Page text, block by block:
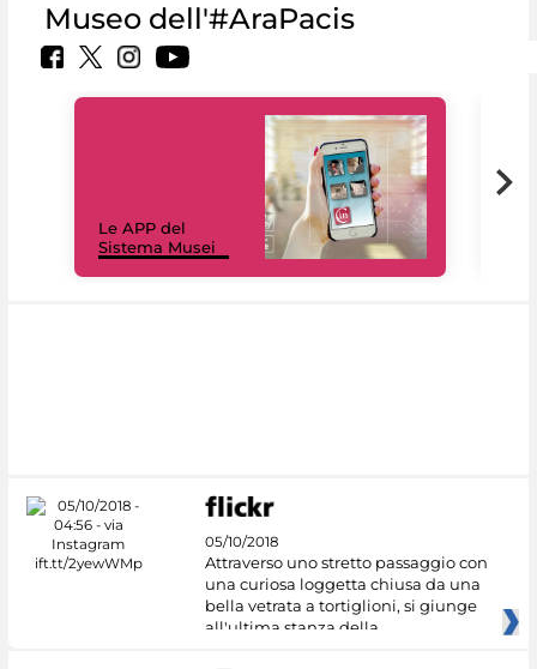
Museo dell'#AraPacis
Le APP del
Sistema Musei
05/10/2018
Attraverso uno stretto passaggio con
una curiosa loggetta chiusa da una
bella vetrata a tortiglioni, si giunge
all'ultima stanza della